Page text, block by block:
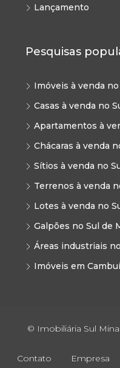
Lançamento
Pesquisas
Imóveis à venda
Casas à venda no
Apartamentos à
Chácaras à venda
Sítios à venda no
Terrenos à venda
Lotes à venda no
Galpões no Sul de
Áreas industriais
Imóveis em
© Imobiliária Sul
Contato Empresa